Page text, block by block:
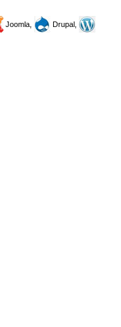
Joomla,
Drupal,